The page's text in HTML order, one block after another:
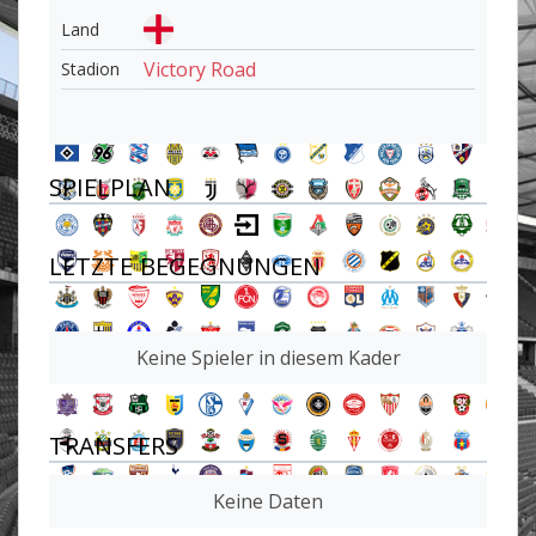
Land
Stadion
Victory Road
SPIELPLAN
LETZTE BEGEGNUNGEN
Keine Spieler in diesem Kader
TRANSFERS
Keine Daten